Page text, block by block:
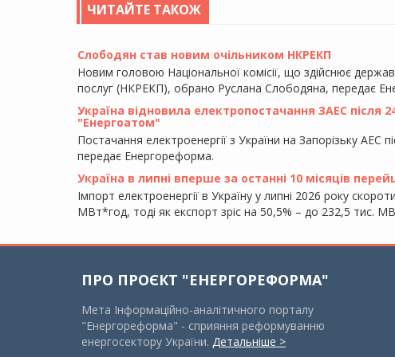
ЧИТАЙТЕ ТАКОЖ
Слободян став новим очільником НКРЕКП
Новим головою Національної комісії, що здійснює
послуг (НКРЕКП), обрано Руслана Слободяна, передає
Україна відновила електропостачання ЗАЕС після
"Енергоатом"
Постачання електроенергії з України на Запорізьку АЕС
передає Енергореформа.
Україна в липні вперше за останні 10 місяців
Імпорт електроенергії в Україну у липні 2026 року
МВт*год, тоді як експорт зріс на 50,5% – до 232,5 тис.
ПРО ПРОЄКТ "ЕНЕРГОРЕФОРМА"
Мета Інформаційно-аналітичного порталу
"Енергореформа" - сприяння реформуванню
енергосектору України. Детальніше >